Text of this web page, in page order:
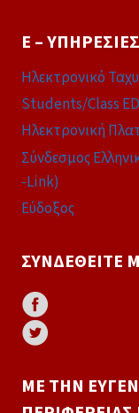
E – ΥΠΗΡΕΣΊΕΣ
Ηλεκτρονικό
Students/Class
Ηλεκτρονική
Σύνδεσμος
-Link)
Εύδοξος
ΣΥΝΔΕΘΕΊΤΕ
ΜΕ ΤΗΝ